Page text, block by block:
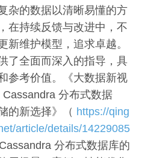
杂的数据以清晰易懂的方
在持续反馈与改进中，不
新维护模型，追求卓越。
了全面而深入的指导，具
参考价值。《大数据新视
分布式数据
的新选择》（ https://qing
article/details/14229085
分布式数据库的